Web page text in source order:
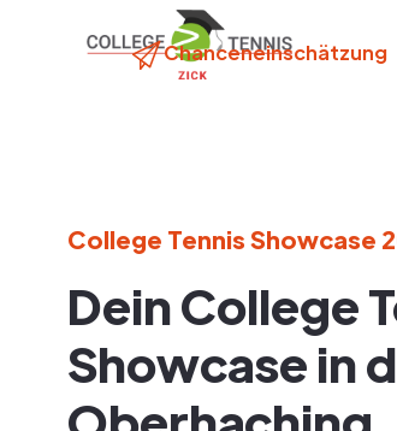
Chanceneinschätzung
College Tennis Showcase
Dein College
Showcase in